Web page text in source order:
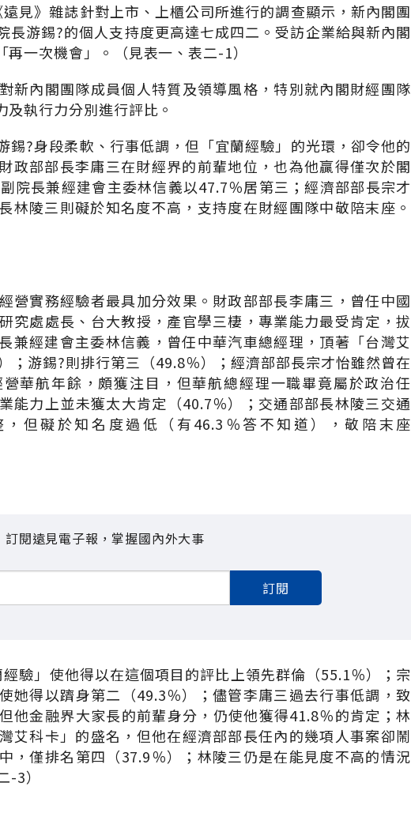
見》雜誌針對上市、上櫃公司所進行的調查顯示，新內閣團
長游錫?的個人支持度更高達七成四二。受訪企業給與新內閣
一次機會」。（見表一、表二-1）
新內閣團隊成員個人特質及領導風格，特別就內閣財經團隊
執行力分別進行評比。
錫?身段柔軟、行事低調，但「宜蘭經驗」的光環，卻令他的
政部部長李庸三在財經界的前輩地位，也為他贏得僅次於閣
院長兼經建會主委林信義以47.7％居第三；經濟部部長宗才
林陵三則礙於知名度不高，支持度在財經團隊中敬陪末座。
營實務經驗者最具加分效果。財政部部長李庸三，曾任中國
究處處長、台大教授，產官學三棲，專業能力最受肯定，拔
兼經建會主委林信義，曾任中華汽車總經理，頂著「台灣艾
；游錫?則排行第三（49.8％）；經濟部部長宗才怡雖然曾在
華航年餘，頗獲注目，但華航總經理一職畢竟屬於政治任
能力上並未獲太大肯定（40.7％）；交通部部長林陵三交通
但礙於知名度過低（有46.3％答不知道），敬陪末座
訂閱遠見電子報，掌握國內外大事
訂閱
驗」使他得以在這個項目的評比上領先群倫（55.1％）；宗
她得以躋身第二（49.3％）；儘管李庸三過去行事低調，致
他金融界大家長的前輩身分，仍使他獲得41.8％的肯定；林
艾科卡」的盛名，但他在經濟部部長任內的幾項人事案卻鬧
，僅排名第四（37.9％）；林陵三仍是在能見度不高的情況
3）